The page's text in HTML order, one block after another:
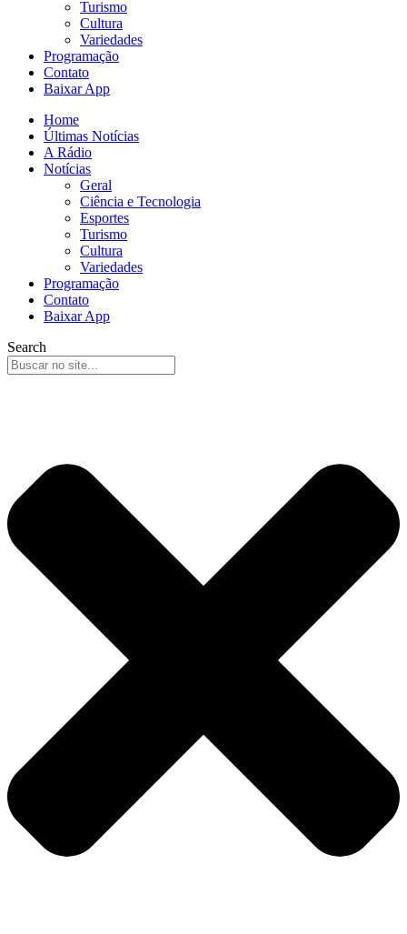
Turismo
Cultura
Variedades
Programação
Contato
Baixar App
Home
Últimas Notícias
A Rádio
Notícias
Geral
Ciência e Tecnologia
Esportes
Turismo
Cultura
Variedades
Programação
Contato
Baixar App
Search